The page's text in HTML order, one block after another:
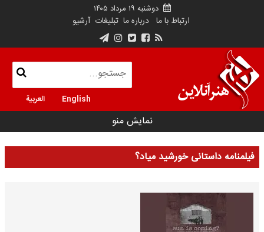
دوشنبه ۱۹ مرداد ۱۴۰۵
ارتباط با ما درباره ما تبلیغات آرشیو
English العربية
نمایش منو
فیلمنامه داستانی خورشید میاد؟